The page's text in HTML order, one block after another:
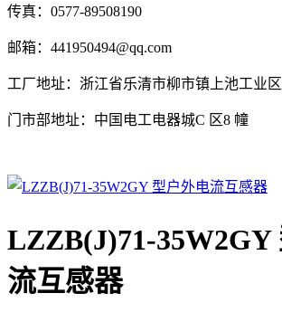
传真：0577-89508190
邮箱：441950494@qq.com
工厂地址：浙江省乐清市柳市镇上池工业区
门市部地址：中国电工电器城C 区8 幢
LZZB(J)71-35W2GY
流互感器